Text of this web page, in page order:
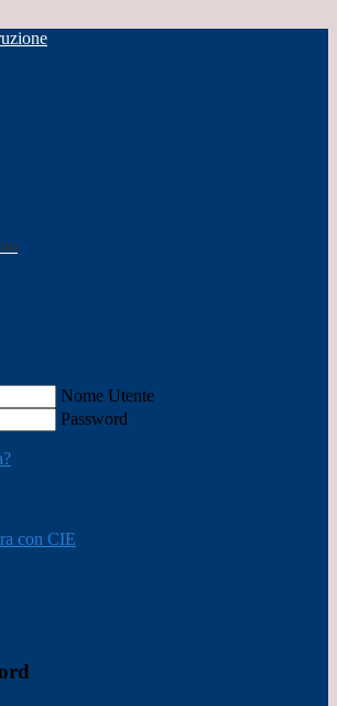
Nome Utente
Password
con CIE